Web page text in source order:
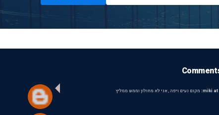
miki at: מקום נעים ויפה , אני לא מחולון וממש ממליץ